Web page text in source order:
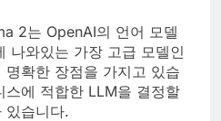
2는 OpenAI의 언어 모델
나와있는 가장 고급 모델인
확한 장점을 가지고 있습
스에 적합한 LLM을 결정할
있습니다.